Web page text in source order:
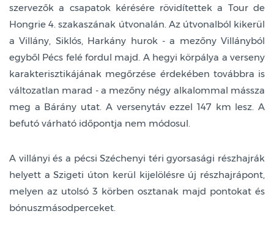
szervezők a csapatok kérésére rövidítettek a Tour de
Hongrie 4. szakaszának útvonalán. Az útvonalból kikerül
a Villány, Siklós, Harkány hurok - a mezőny Villányból
egyből Pécs felé fordul majd. A hegyi körpálya a verseny
karakterisztikájának megőrzése érdekében továbbra is
változatlan marad - a mezőny négy alkalommal mássza
meg a Bárány utat. A versenytáv ezzel 147 km lesz. A
befutó várható időpontja nem módosul.
A villányi és a pécsi Széchenyi téri gyorsasági részhajrák
helyett a Szigeti úton kerül kijelölésre új részhajrápont,
melyen az utolsó 3 körben osztanak majd pontokat és
bónuszmásodperceket.